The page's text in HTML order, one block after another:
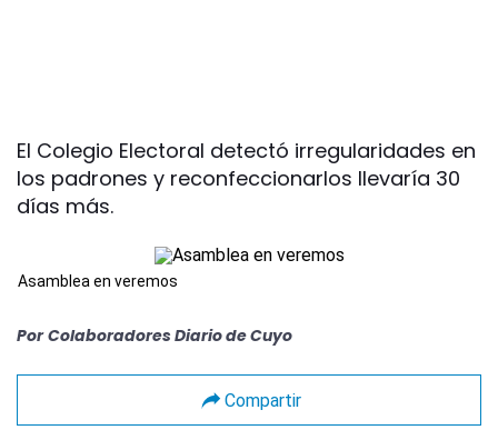
El Colegio Electoral detectó irregularidades en
los padrones y reconfeccionarlos llevaría 30
días más.
Asamblea en veremos
Por Colaboradores Diario de Cuyo
Compartir